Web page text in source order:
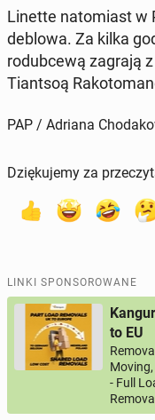
Linette na­to­miast w
deblowa. Za kilka
ro­dub­ce­wą zagrają
Tiant­soą
PAP / Adriana
Dziękujemy za
LINKI SPONSOROWANE
to EU
- Full